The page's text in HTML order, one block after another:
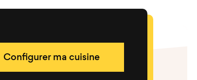
Configurer ma cuisine